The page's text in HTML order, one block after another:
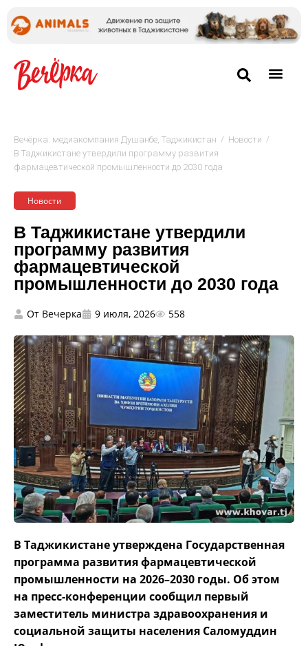
Вечёрка: медиакомпания Душанбе, Таджикистан / Новости /
В Таджикистане утвердили программу развития
фармацевтической промышленности до 2030 года
Новости
В Таджикистане утвердили
программу развития
фармацевтической
промышленности до 2030 года
От Вечерка 9 июля, 2026 558
В Таджикистане утверждена Государственная
программа развития фармацевтической
промышленности на 2026–2030 годы. Об этом
на пресс-конференции сообщил первый
заместитель министра здравоохранения и
социальной защиты населения Саломуддин